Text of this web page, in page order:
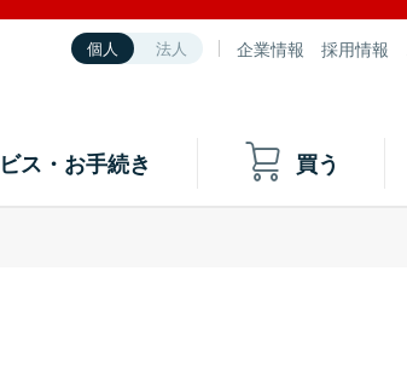
個人 法人 企業情報 採用情報
ス・お手続き 買う